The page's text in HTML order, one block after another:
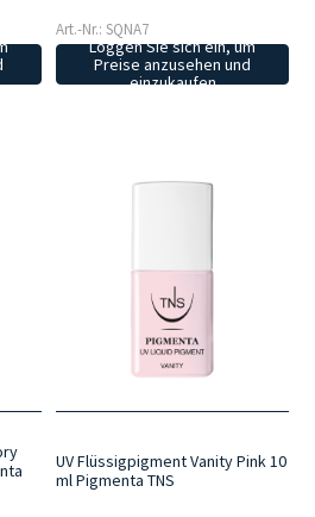
Art.-Nr.: SQNA7
Loggen Sie sich ein, um
Preise anzusehen und
einzukaufen
UV Flüssigpigment Vanity Pink 10
ml Pigmenta TNS